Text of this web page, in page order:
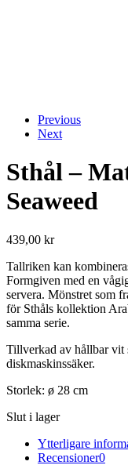
Previous
Next
Sthål –
Seaweed
439,00 kr
Tallriken kan
Formgiven med en
servera. Mönstret som
för Sthåls kollektion
samma serie.
Tillverkad av hållbar vit
diskmaskinssäker.
Storlek: ø 28 cm
Slut i lager
Ytterligare
Recensioner0